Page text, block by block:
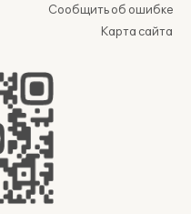
Сообщить об ошибке
Карта сайта